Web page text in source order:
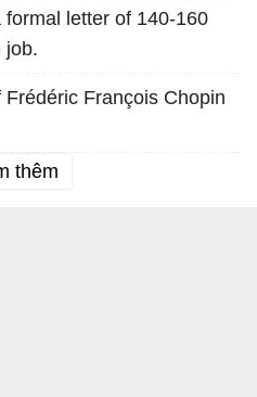
letter of 140-160
job.
François Chopin
thêm